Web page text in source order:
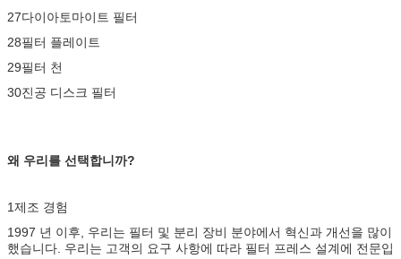
27다이아토마이트 필터
28필터 플레이트
29필터 천
30진공 디스크 필터
왜 우리를 선택합니까?
1제조 경험
1997 년 이후, 우리는 필터 및 분리 장비 분야에서 혁신과 개선을 많이
했습니다. 우리는 고객의 요구 사항에 따라 필터 프레스 설계에 전문입